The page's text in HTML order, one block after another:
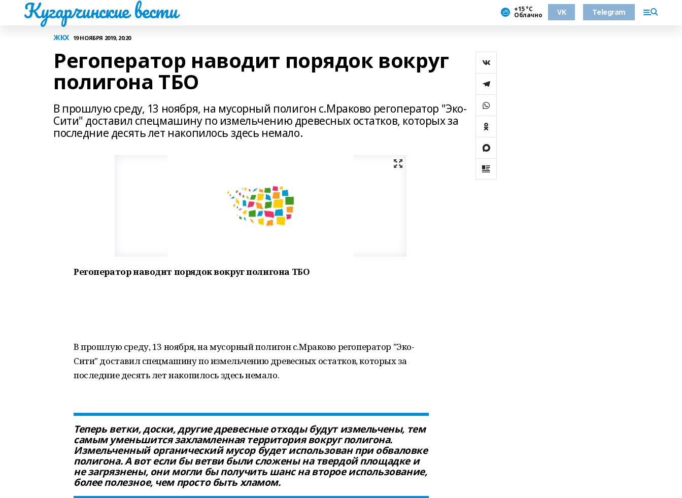
Кугарчинские вести +15 °С
Облачно VK Telegram
ЖКХ 19 НОЯБРЯ 2019, 20:20
Регоператор наводит порядок вокруг
полигона ТБО
В прошлую среду, 13 ноября, на мусорный полигон с.Мраково регоператор "Эко-
Сити" доставил спецмашину по измельчению древесных остатков, которых за
последние десять лет накопилось здесь немало.
Регоператор наводит порядок вокруг полигона ТБО
В прошлую среду, 13 ноября, на мусорный полигон с.Мраково регоператор "Эко-
Сити" доставил спецмашину по измельчению древесных остатков, которых за
последние десять лет накопилось здесь немало.
Теперь ветки, доски, другие древесные отходы будут измельчены, тем
самым уменьшится захламленная территория вокруг полигона.
Измельченный органический мусор будет использован при обваловке
полигона. А вот если бы ветви были сложены на твердой площадке и
не загрязнены, они могли бы получить шанс на второе использование,
более полезное, чем просто быть хламом.